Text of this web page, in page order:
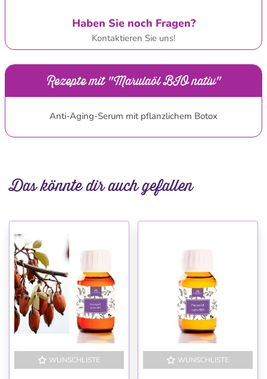
Haben Sie noch Fragen?
Kontaktieren Sie uns!
Rezepte mit "Marulaöl BIO nativ"
Anti-Aging-Serum mit pflanzlichem Botox
Das könnte dir auch gefallen
WUNSCHLISTE WUNSCHLISTE